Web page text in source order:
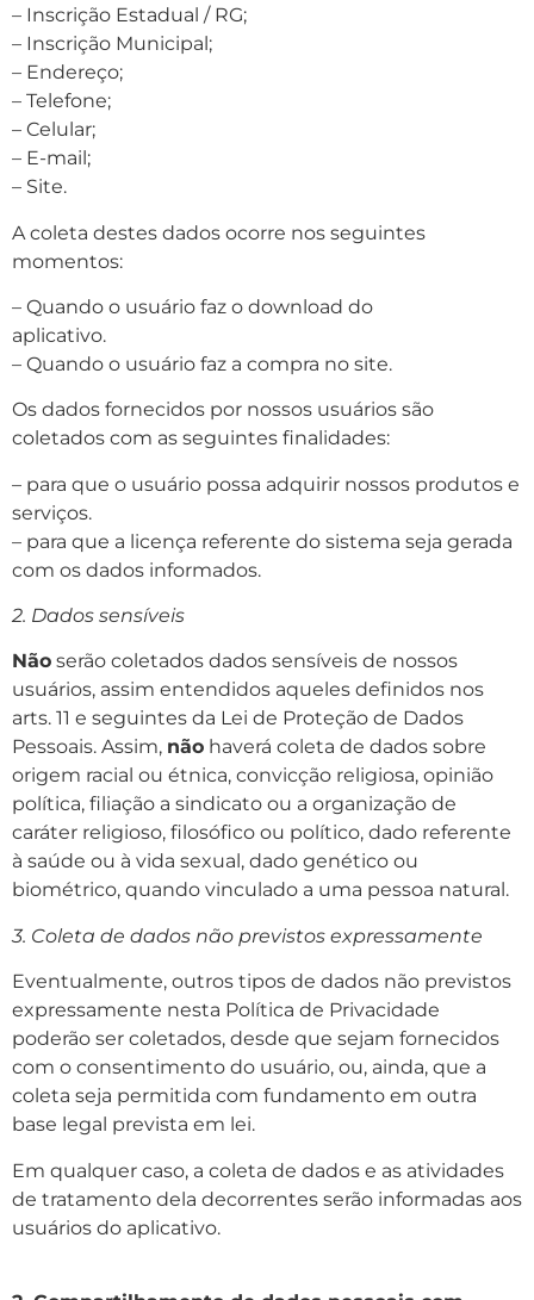
– Inscrição Estadual / RG;
– Inscrição Municipal;
– Endereço;
– Telefone;
– Celular;
– E-mail;
– Site.
A coleta destes dados ocorre nos seguintes
momentos:
– Quando o usuário faz o download do
aplicativo.
– Quando o usuário faz a compra no site.
Os dados fornecidos por nossos usuários são
coletados com as seguintes finalidades:
– para que o usuário possa adquirir nossos produtos e
serviços.
– para que a licença referente do sistema seja gerada
com os dados informados.
2. Dados sensíveis
Não serão coletados dados sensíveis de nossos
usuários, assim entendidos aqueles definidos nos
arts. 11 e seguintes da Lei de Proteção de Dados
Pessoais. Assim, não haverá coleta de dados sobre
origem racial ou étnica, convicção religiosa, opinião
política, filiação a sindicato ou a organização de
caráter religioso, filosófico ou político, dado referente
à saúde ou à vida sexual, dado genético ou
biométrico, quando vinculado a uma pessoa natural.
3. Coleta de dados não previstos expressamente
Eventualmente, outros tipos de dados não previstos
expressamente nesta Política de Privacidade
poderão ser coletados, desde que sejam fornecidos
com o consentimento do usuário, ou, ainda, que a
coleta seja permitida com fundamento em outra
base legal prevista em lei.
Em qualquer caso, a coleta de dados e as atividades
de tratamento dela decorrentes serão informadas aos
usuários do aplicativo.